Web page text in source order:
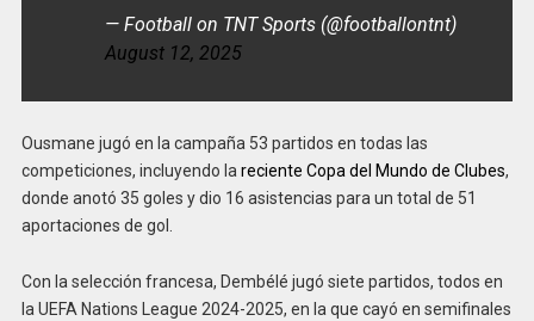
— Football on TNT Sports (@footballontnt)
August 12, 2025
Ousmane jugó en la campaña 53 partidos en todas las
competiciones, incluyendo lareciente Copa del Mundo de Clubes,
donde anotó 35 goles y dio 16 asistencias para un total de 51
aportaciones de gol.
Con la selección francesa, Dembélé jugó siete partidos, todos en
la UEFA Nations League 2024-2025, en la que cayó en semifinales